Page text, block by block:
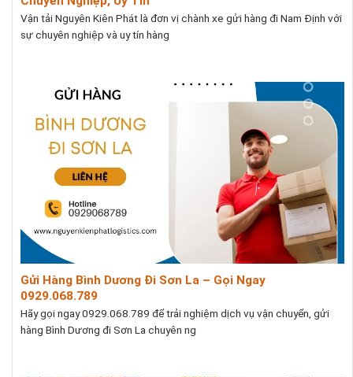
Vận tải Nguyên Kiên Phát là đơn vị chành xe gửi hàng đi Nam Định với
sự chuyên nghiệp và uy tín hàng
Gửi Hàng Bình Dương Đi Sơn La – Gọi Ngay
0929.068.789
Hãy gọi ngay 0929.068.789 để trải nghiệm dịch vụ vận chuyển, gửi
hàng Bình Dương đi Sơn La chuyên ng